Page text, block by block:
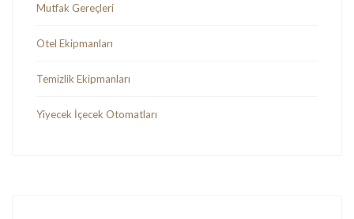
Mutfak Gereçleri
Otel Ekipmanları
Temizlik Ekipmanları
Yiyecek İçecek Otomatları